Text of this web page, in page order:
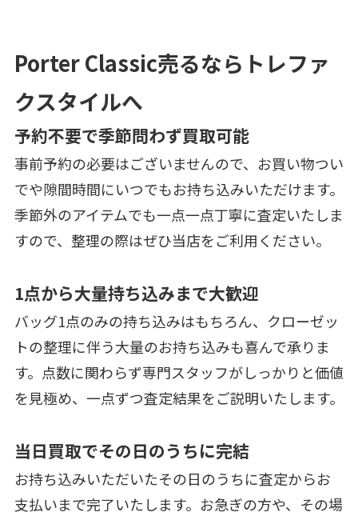
Porter Classic売るならトレファ
クスタイルへ
予約不要で季節問わず買取可能
事前予約の必要はございませんので、お買い物つい
でや隙間時間にいつでもお持ち込みいただけます。
季節外のアイテムでも一点一点丁寧に査定いたしま
すので、整理の際はぜひ当店をご利用ください。
1点から大量持ち込みまで大歓迎
バッグ1点のみの持ち込みはもちろん、クローゼッ
トの整理に伴う大量のお持ち込みも喜んで承りま
す。点数に関わらず専門スタッフがしっかりと価値
を見極め、一点ずつ査定結果をご説明いたします。
当日買取でその日のうちに完結
お持ち込みいただいたその日のうちに査定からお
支払いまで完了いたします。お急ぎの方や、その場